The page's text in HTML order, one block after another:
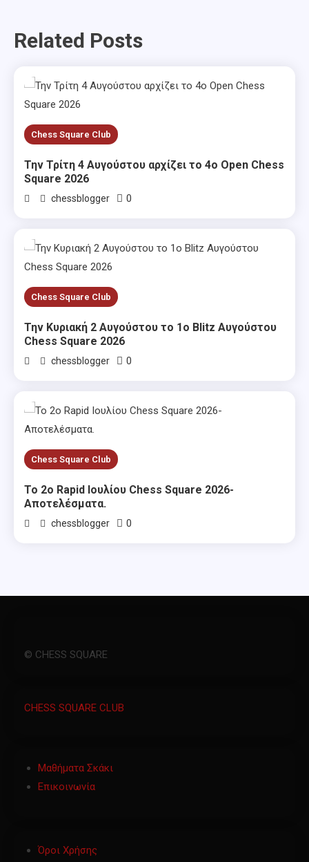
Related Posts
Chess Square Club
Την Τρίτη 4 Αυγούστου αρχίζει το 4ο Open Chess
Square 2026
chessblogger 0
Chess Square Club
Την Κυριακή 2 Αυγούστου το 1ο Blitz Αυγούστου
Chess Square 2026
chessblogger 0
Chess Square Club
Το 2ο Rapid Ιουλίου Chess Square 2026-
Αποτελέσματα.
chessblogger 0
© CHESS SQUARE
CHESS SQUARE CLUB
Μαθήματα Σκάκι
Επικοινωνία
Όροι Χρήσης